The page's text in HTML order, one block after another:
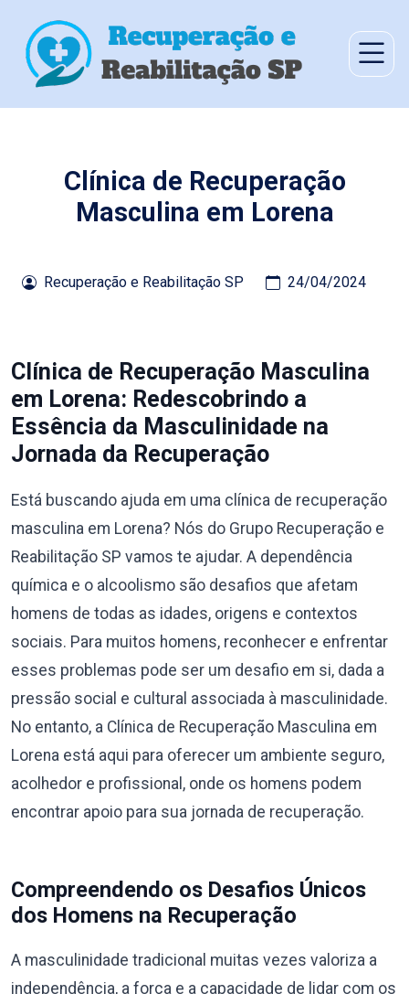
Clínica de Recuperação
Masculina em Lorena
Recuperação e Reabilitação SP 24/04/2024
Clínica de Recuperação Masculina
em Lorena: Redescobrindo a
Essência da Masculinidade na
Jornada da Recuperação
Está buscando ajuda em uma clínica de recuperação
masculina em Lorena? Nós do Grupo Recuperação e
Reabilitação SP vamos te ajudar. A dependência
química e o alcoolismo são desafios que afetam
homens de todas as idades, origens e contextos
sociais. Para muitos homens, reconhecer e enfrentar
esses problemas pode ser um desafio em si, dada a
pressão social e cultural associada à masculinidade.
No entanto, a Clínica de Recuperação Masculina em
Lorena está aqui para oferecer um ambiente seguro,
acolhedor e profissional, onde os homens podem
encontrar apoio para sua jornada de recuperação.
Compreendendo os Desafios Únicos
dos Homens na Recuperação
A masculinidade tradicional muitas vezes valoriza a
independência, a força e a capacidade de lidar com os